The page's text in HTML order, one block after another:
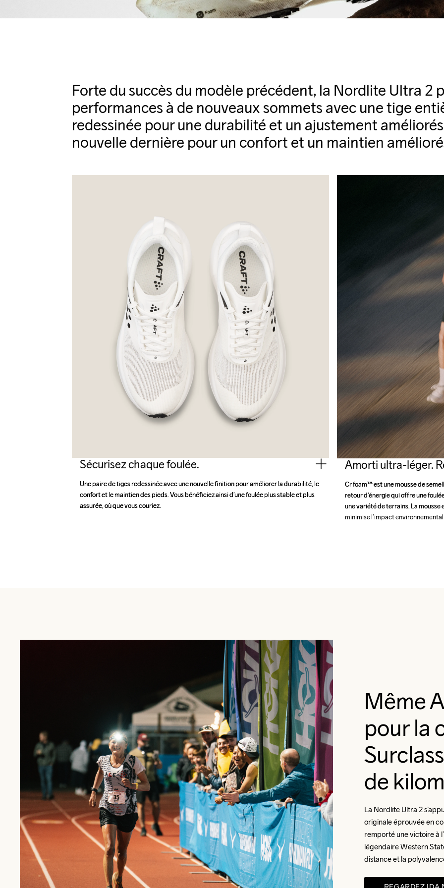
Forte du succès du modèle précédent, la Nordlite Ultra 2
performances à de nouveaux sommets avec une tige
redessinée pour une durabilité et un ajustement
nouvelle dernière pour un confort et un maintien
Sécurisez chaque foulée.
Une paire de tiges redessinée avec une nouvelle finition pour améliorer la durabilité, le
confort et le maintien des pieds. Vous bénéficiez ainsi d’une foulée plus stable et plus
assurée, où que vous couriez.
Une paire de tiges redessinée avec une nouvelle finition pour améliorer la durabilité, le
confort et le maintien des pieds. Vous bénéficiez ainsi d’une foulée plus stable et plus
assurée, où que vous couriez.
Amorti ultra-léger.
Cr foam™ est une mousse de
retour d’énergie qui offre une
une variété de terrains. La mousse
minimise l’impact environnemental.
Cr foam™ est une mousse de
retour d’énergie qui offre une
une variété de terrains. La mousse
minimise l’impact environnemental.
Même
pour la
de
La Nordlite Ultra 2
originale éprouvée en
remporté une victoire à
légendaire Western
distance et la